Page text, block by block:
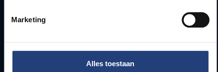
Marketing
Alles toestaan
Webmail